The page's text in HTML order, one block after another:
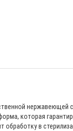
нержавеющей
которая
в